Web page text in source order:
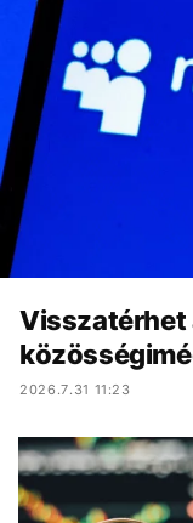
Visszatérhet
2026.7.31 11:23